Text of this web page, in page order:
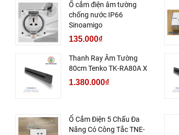
Ổ cắm điện âm tường
chống nước IP66
Sinoamigo
135.000₫
Thanh Ray Âm Tường
80cm Tenko TK-RA80A X
1.380.000₫
Ổ Cắm Điện 5 Chấu Đa
Năng Có Công Tắc TNE-